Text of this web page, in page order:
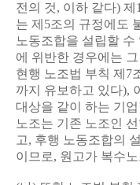
전의 것, 이하 같다)
는 제5조의 규정에도
노동조합을 설립할
에 위반한 경우에는
현행 노조법 부칙 제7
까지 유보하고 있다),
대상을 같이 하는 기
노조는 기존 노조인
고, 후행 노동조합의
이므로, 원고가 복수